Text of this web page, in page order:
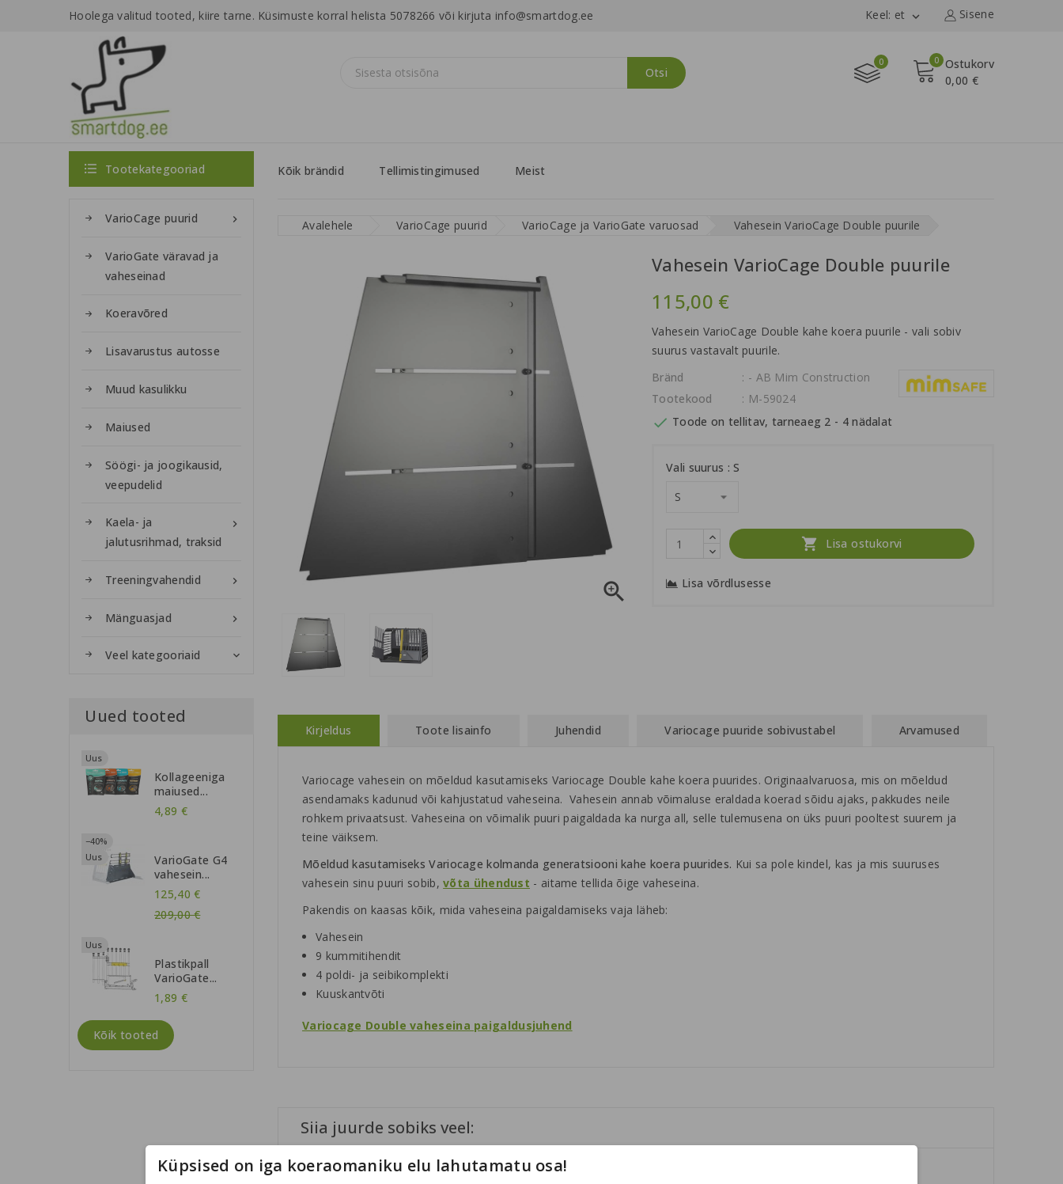
Hoolega valitud tooted, kiire tarne. Küsimuste korral helista 5078266 või kirjuta info@smartdog.ee Sisene
Keel: et 
0 Ostukorv
0,00 €
Otsi
0
Kõik brändid Tellimistingimused Meist
 Tootekategooriad

VarioCage puurid
VarioGate väravad ja
vaheseinad
Koeravõred
Lisavarustus autosse
Muud kasulikku
Maiused
Söögi- ja joogikausid,
veepudelid

Kaela- ja
jalutusrihmad, traksid

Treeningvahendid

Mänguasjad
Veel kategooriaid 
Uued tooted
Uus
Kollageeniga
maiused...
4,89 €
−40%
Uus
VarioGate G4
vahesein...
125,40 €Regular
price
209,00 €
Uus
Plastikpall
VarioGate...
1,89 €
Kõik tooted
Avalehele VarioCage puurid VarioCage ja VarioGate varuosad Vahesein VarioCage Double puurile

Vahesein VarioCage Double puurile
115,00 €
Vahesein VarioCage Double kahe koera puurile - vali sobiv
suurus vastavalt puurile.
Bränd
: - AB Mim Construction
Tootekood
: M-59024
 Toode on tellitav, tarneaeg 2 - 4 nädalat
Vali suurus : S
 Lisa ostukorvi
Lisa võrdlusesse
Kirjeldus Toote lisainfo Juhendid Variocage puuride sobivustabel Arvamused
Variocage vahesein on mõeldud kasutamiseks Variocage Double kahe koera puurides. Originaalvaruosa, mis on mõeldud
asendamaks kadunud või kahjustatud vaheseina. Vahesein annab võimaluse eraldada koerad sõidu ajaks, pakkudes neile
rohkem privaatsust. Vaheseina on võimalik puuri paigaldada ka nurga all, selle tulemusena on üks puuri pooltest suurem ja
teine väiksem.
Mõeldud kasutamiseks Variocage kolmanda generatsiooni kahe koera puurides. Kui sa pole kindel, kas ja mis suuruses
vahesein sinu puuri sobib,võta ühendust - aitame tellida õige vaheseina.
Pakendis on kaasas kõik, mida vaheseina paigaldamiseks vaja läheb:
Vahesein
9 kummitihendit
4 poldi- ja seibikomplekti
Kuuskantvõti
Variocage Double vaheseina paigaldusjuhend
Siia juurde sobiks veel:
Küpsised on iga koeraomaniku elu lahutamatu osa!